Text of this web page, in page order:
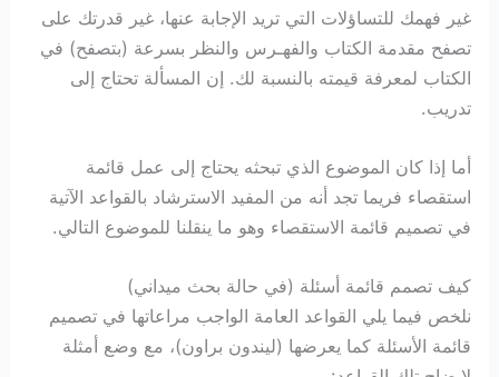
غير فهمك للتساؤلات التي تريد الإجابة عنها، غير قدرتك على
تصفح مقدمة الكتاب والفهـرس والنظر بسرعة (بتصفح) في
الكتاب لمعرفة قيمته بالنسبة لك. إن المسألة تحتاج إلى
تدريب.
أما إذا كان الموضوع الذي تبحثه يحتاج إلى عمل قائمة
استقصاء فريما تجد أنه من المفيد الاسترشاد بالقواعد الآتية
في تصميم قائمة الاستقصاء وهو ما ينقلنا للموضوع التالي.
كيف تصمم قائمة أسئلة (في حالة بحث ميداني)
نلخص فيما يلي القواعد العامة الواجب مراعاتها في تصميم
قائمة الأسئلة كما يعرضها (ليندون براون)، مع وضع أمثلة